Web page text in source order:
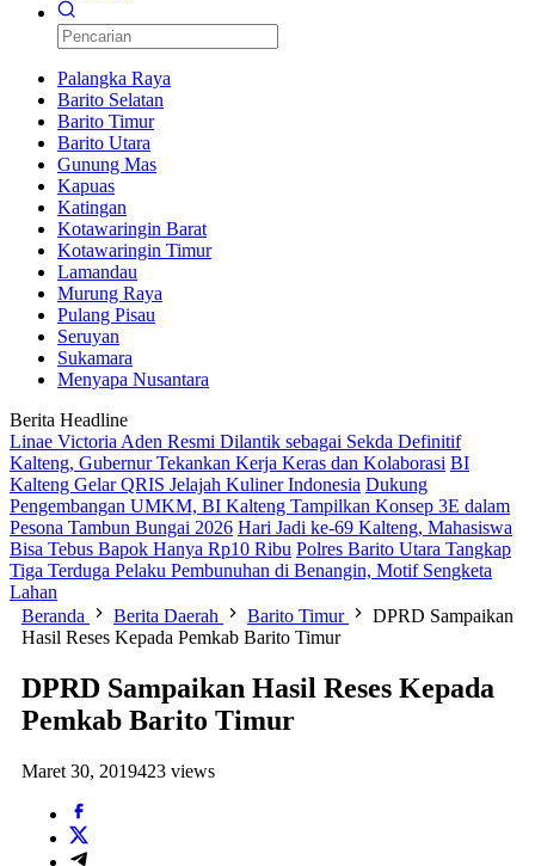
Palangka Raya
Barito Selatan
Barito Timur
Barito Utara
Gunung Mas
Kapuas
Katingan
Kotawaringin Barat
Kotawaringin Timur
Lamandau
Murung Raya
Pulang Pisau
Seruyan
Sukamara
Menyapa Nusantara
Berita Headline
Linae Victoria Aden Resmi Dilantik sebagai Sekda Definitif
Kalteng, Gubernur Tekankan Kerja Keras dan Kolaborasi BI
Kalteng Gelar QRIS Jelajah Kuliner Indonesia Dukung
Pengembangan UMKM, BI Kalteng Tampilkan Konsep 3E dalam
Pesona Tambun Bungai 2026 Hari Jadi ke-69 Kalteng, Mahasiswa
Bisa Tebus Bapok Hanya Rp10 Ribu Polres Barito Utara Tangkap
Tiga Terduga Pelaku Pembunuhan di Benangin, Motif Sengketa
Lahan
Beranda
Berita Daerah Barito Timur
DPRD Sampaikan
Hasil Reses Kepada Pemkab Barito Timur
DPRD Sampaikan Hasil Reses Kepada
Pemkab Barito Timur
Maret 30, 2019423 views